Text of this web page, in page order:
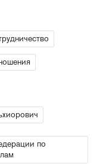
по